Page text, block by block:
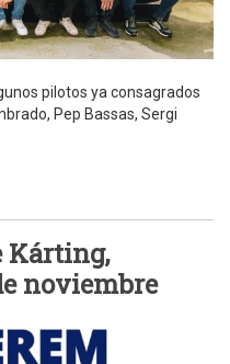
pilotos ya consagrados
Pep Bassas, Sergi
Kárting,
noviembre